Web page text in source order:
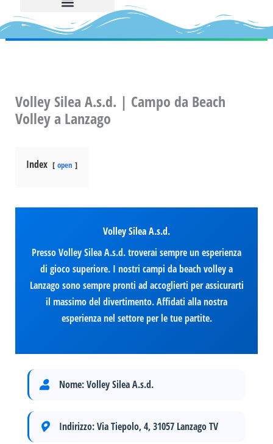
Volley Silea A.s.d. | Campo da Beach
Volley a Lanzago
Index open
Volley Silea A.s.d.
Presso Volley Silea A.s.d. troverai sempre un esperienza
di gioco superiore. I nostri campi da beach volley a
Lanzago sono sempre pronti ad accoglierti per assicurarti
il massimo del divertimento. Affidati alla nostra
esperienza nel settore per le tue partite.
Nome:Volley Silea A.s.d.
Indirizzo:Via Tiepolo, 4, 31057 Lanzago TV